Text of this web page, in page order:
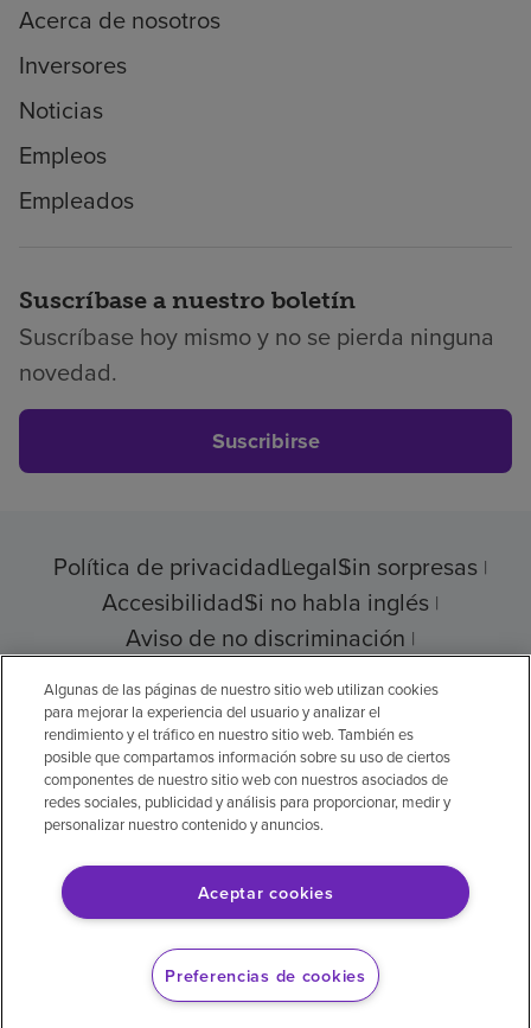
Acerca de nosotros
Inversores
Noticias
Empleos
Empleados
Suscríbase a nuestro boletín
Suscríbase hoy mismo y no se pierda ninguna
novedad.
Suscribirse
Política de privacidadLegalSin sorpresas
AccesibilidadSi no habla inglés
Aviso de no discriminación
© 2026 Encompass Health Corporation
Preferencias de cookies
Aviso legal: Se tradujo con la ayuda de
inteligencia artificial (IA). La versión en inglés
es la versión oficial.
Algunas de las páginas de nuestro sitio web utilizan cookies
para mejorar la experiencia del usuario y analizar el
rendimiento y el tráfico en nuestro sitio web. También es
posible que compartamos información sobre su uso de ciertos
componentes de nuestro sitio web con nuestros asociados de
redes sociales, publicidad y análisis para proporcionar, medir y
personalizar nuestro contenido y anuncios.
Aceptar cookies
Preferencias de cookies